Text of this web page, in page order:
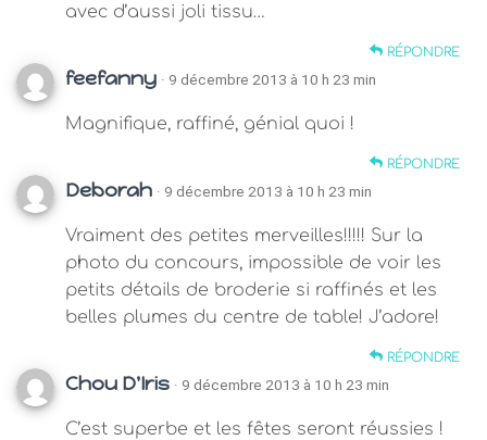
avec d’aussi joli tissu…
RÉPONDRE
feefanny · 9 décembre 2013 à 10 h 23 min
Magnifique, raffiné, génial quoi !
RÉPONDRE
Deborah · 9 décembre 2013 à 10 h 23 min
Vraiment des petites merveilles!!!!! Sur la
photo du concours, impossible de voir les
petits détails de broderie si raffinés et les
belles plumes du centre de table! J’adore!
RÉPONDRE
Chou D'Iris · 9 décembre 2013 à 10 h 23 min
C’est superbe et les fêtes seront réussies !